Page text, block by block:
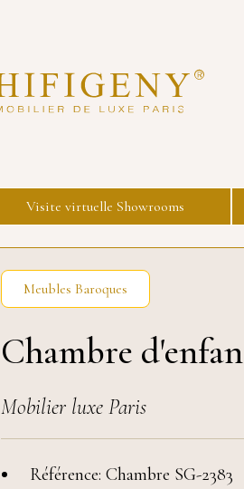
Visite virtuelle Showrooms
Meubles Baroques
Chambre
Mobilier luxe Paris
Référence: Chambre SG-2383